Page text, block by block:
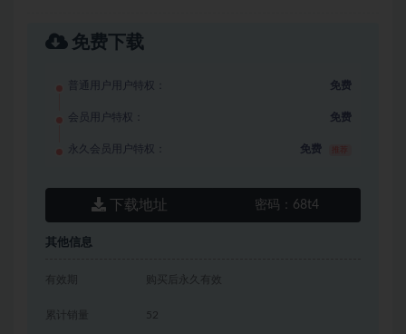
免费下载
普通用户用户特权： 免费
会员用户特权： 免费
永久会员用户特权： 免费
下载地址 密码： 68t4
其他信息
有效期 购买后永久有效
累计销量 52